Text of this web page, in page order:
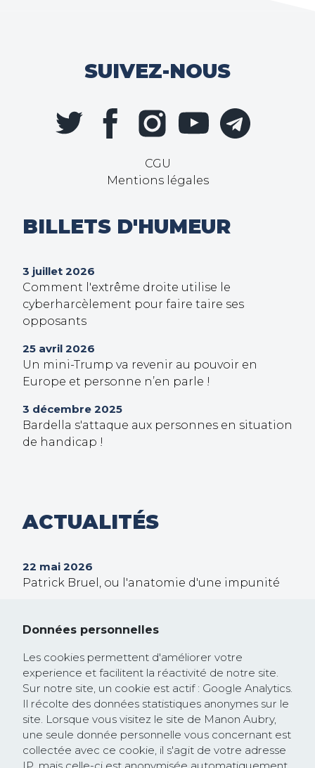
SUIVEZ-NOUS
CGU
Mentions légales
BILLETS D'HUMEUR
3 juillet 2026
Comment l'extrême droite utilise le
cyberharcèlement pour faire taire ses
opposants
25 avril 2026
Un mini-Trump va revenir au pouvoir en
Europe et personne n’en parle !
3 décembre 2025
Bardella s'attaque aux personnes en situation
de handicap !
ACTUALITÉS
22 mai 2026
Patrick Bruel, ou l'anatomie d'une impunité
Trump veut prendre le contrôle de Gaza !
26 février 2025
Communiqué de presse : la Commission
européenne rejoint la course à la
dérégulation lancée par les Etats-Unis et
saccage les textes protégeant les droits
humains et l’environnement
Données personnelles
Les cookies permettent d'améliorer votre
experience et facilitent la réactivité de notre site.
Sur notre site, un cookie est actif : Google Analytics.
Il récolte des données statistiques anonymes sur le
site. Lorsque vous visitez le site de Manon Aubry,
une seule donnée personnelle vous concernant est
collectée avec ce cookie, il s'agit de votre adresse